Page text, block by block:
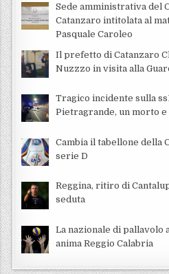
Sede amministrativa del
Catanzaro intitolata al
Pasquale Caroleo
Il prefetto di Catanzaro
Nuzzzo in visita alla
Tragico incidente sulla
Pietragrande, un morto
Cambia il tabellone della
serie D
Reggina, ritiro di
seduta
La nazionale di pallavolo
anima Reggio Calabria